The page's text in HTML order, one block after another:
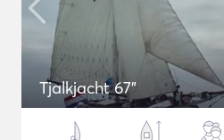
Tjalkjacht 67"